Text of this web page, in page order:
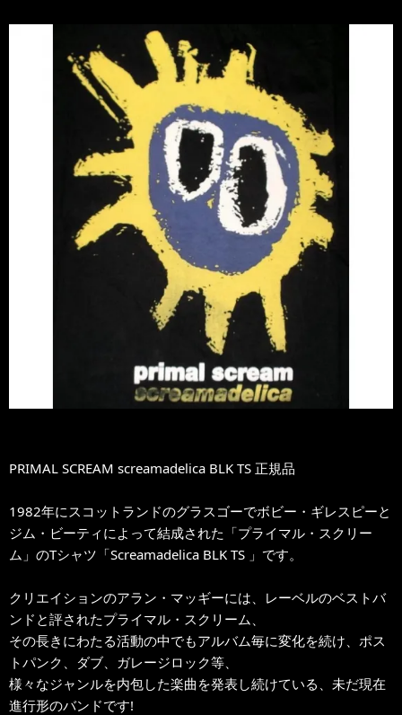
PRIMAL SCREAM screamadelica BLK TS 正規品
1982年にスコットランドのグラスゴーでボビー・ギレスピーと
ジム・ビーティによって結成された「プライマル・スクリー
ム」のTシャツ「Screamadelica BLK TS 」です。
クリエイションのアラン・マッギーには、レーベルのベストバ
ンドと評されたプライマル・スクリーム、
その長きにわたる活動の中でもアルバム毎に変化を続け、ポス
トパンク、ダブ、ガレージロック等、
様々なジャンルを内包した楽曲を発表し続けている、未だ現在
進行形のバンドです!